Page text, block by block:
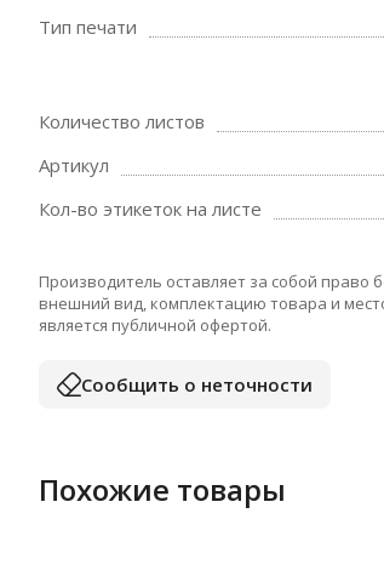
Тип печати
Количество листов
Артикул
Кол-во этикеток на листе
Производитель оставляет за собой право
внешний вид, комплектацию товара и
является публичной офертой.
Сообщить о неточности
Похожие товары